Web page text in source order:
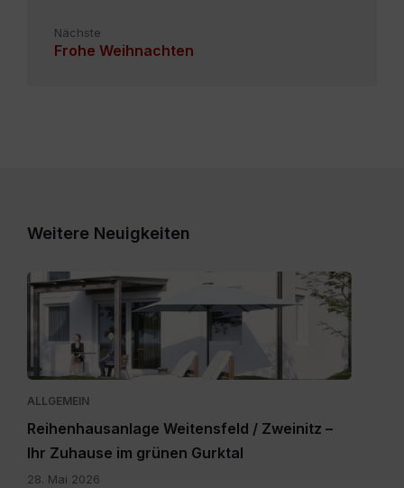
Nächste
Frohe Weihnachten
Weitere Neuigkeiten
Expose_Weitensfeld-
Zweinitz_20260528.pdf
ALLGEMEIN
Reihenhausanlage Weitensfeld / Zweinitz –
Ihr Zuhause im grünen Gurktal
28. Mai 2026